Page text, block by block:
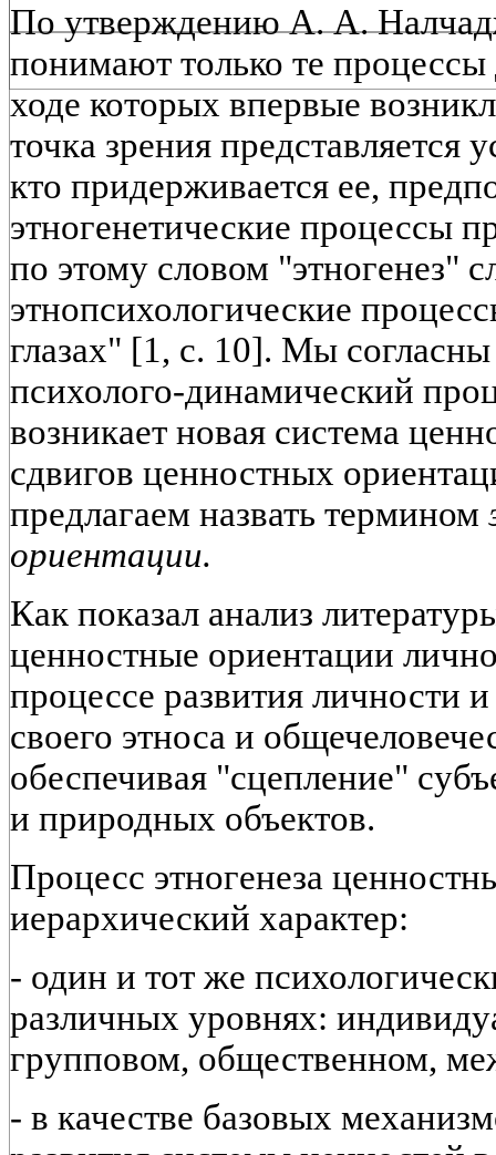
По утверждению А. А.
понимают только те
ходе которых впервые
точка зрения представляется
кто придерживается ее,
этногенетические процессы
по этому словом "этногенез"
этнопсихологические
глазах" [1, с. 10]. Мы
психолого-динамический
возникает новая система
сдвигов ценностных
предлагаем назвать термином
ориентации.
Как показал анализ
ценностные ориентации
процессе развития личности
своего этноса и
обеспечивая "сцепление"
и природных объектов.
Процесс этногенеза
иерархический характер:
- один и тот же
различных уровнях:
групповом, общественном,
- в качестве базовых